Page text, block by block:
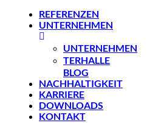
REFERENZEN
UNTERNEHMEN
UNTERNEHMEN
TERHALLE
BLOG
NACHHALTIGKEIT
KARRIERE
DOWNLOADS
KONTAKT